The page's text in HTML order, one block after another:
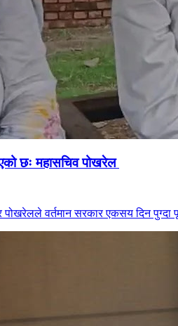
छः महासचिव पोखरेल
वर्तमान सरकार एकसय दिन